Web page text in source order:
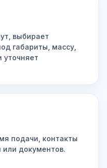
выбирает
габариты, массу,
уточняет
подачи, контакты
документов.